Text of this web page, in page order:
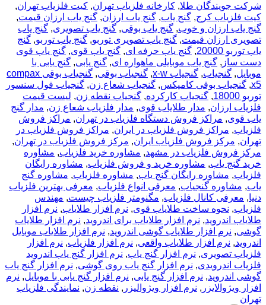
شرکت جویندگان طلا, کارخانه فلزیاب تهران, کیت فلزیاب تهران,
کیت فلزیاب کرج, گنج یاب, گنج یاب ارزان, گنج یاب ارزان قیمت,
گنج یاب ارزان و خوب, گنج یاب بوقی, گنج یاب تصویری, گنج یاب
تصویری ارزان قیمت, گنج یاب تصویری توربو, گنج یاب توربو, گنج
یاب توربو 20000
, گنج یاب حرفه ای, گنج یاب قوی, گنج یاب قوی
دست ساز , گنج یاب موبایلی ماهواره ای, گنج یابی, گنج یابی با
موبایل, گنجیاب, گنجیاب x-w , گنجیاب بوقی,
گنجیاب بوقی compax
x5
, گنجیاب بوقی کامپکس, گنجیاب شعاع زن, گنجیاب فول سنسور
توربو 18000
, گنجیاب کارکرده, گنجیاب نقطه زن, لیست قیمت
فلزیاب ارزان, مدار طلایاب قوی, مدار فلزیاب شعاع زن, مدار گنج
یاب قوی, مراکز فروش دستگاه فلزیاب در تهران, مراکز فروش
فلزیاب, مراکز فروش فلزیاب در ایران, مراکز فروش فلزیاب در
تهران, مرکز فروش فلزیاب ایران, مرکز فروش فلزیاب در تهران,
مرکز فروش فلزیاب در مشهد, مشاوره خرید فلزیاب, مشاوره
خرید گنج یاب, مشاوره خرید و فروش فلزیاب, مشاوره رایگان
فلزیاب, مشاوره رایگان گنج یاب, مشاوره فلزیاب, مشاوره گنج
یاب, مشاوره گنجیاب, معرفی انواع فلزیاب, معرفی بهترین فلزیاب
دنیا, معرفی کانال فلزیاب, مگنومتر فلزیاب چیست, مهندس
فلزیاب, نحوه ساخت طلایاب قوی, نرم افزار طلایاب, نرم افزار
طلایاب اندروید, نرم افزار طلایاب برای اندروید, نرم افزار طلایاب
گوشی, نرم افزار طلایاب گوشی اندروید, نرم افزار طلایاب موبایل
اندروید, نرم افزار طلایاب واقعی, نرم افزار فلزیاب, نرم افزار
فلزیاب تصویری, نرم افزار گنج یاب, نرم افزار گنج یاب اندروید
فلزیاب اندرویدی, نرم افزار گنج یاب روی گوشی, نرم افزار گنج یاب
گوشی اندروید, نرم افزار گنج یابی, نرم افزار گنج یابی با موبایل, نرم
افزار ویژوالایزر , نرم افزار ویژوالیزر , نقطه زن, نمایندگی فلزیاب
تهران